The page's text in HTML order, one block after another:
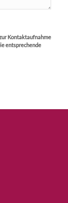
Kontaktaufnahme
entsprechende